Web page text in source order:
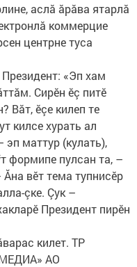
аслă ăрăва ятарлă
коммерцие
центрне туса
«Эп хам
Сирӗн ӗç питӗ
Вăт, ӗçе килеп те
килсе хурать ал
маттур (кулать),
формипе пулсан та, –
вӗт тема тупнисӗр
çке. Çук –
Президент пирӗн
килет. ТР
АО